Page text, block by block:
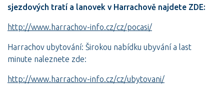
sjezdových tratí a lanovek v Harrachově najdete ZDE:
http://www.harrachov-info.cz/cz/pocasi/
Harrachov ubytování: Širokou nabídku ubyvání a last
minute naleznete zde:
http://www.harrachov-info.cz/cz/ubytovani/